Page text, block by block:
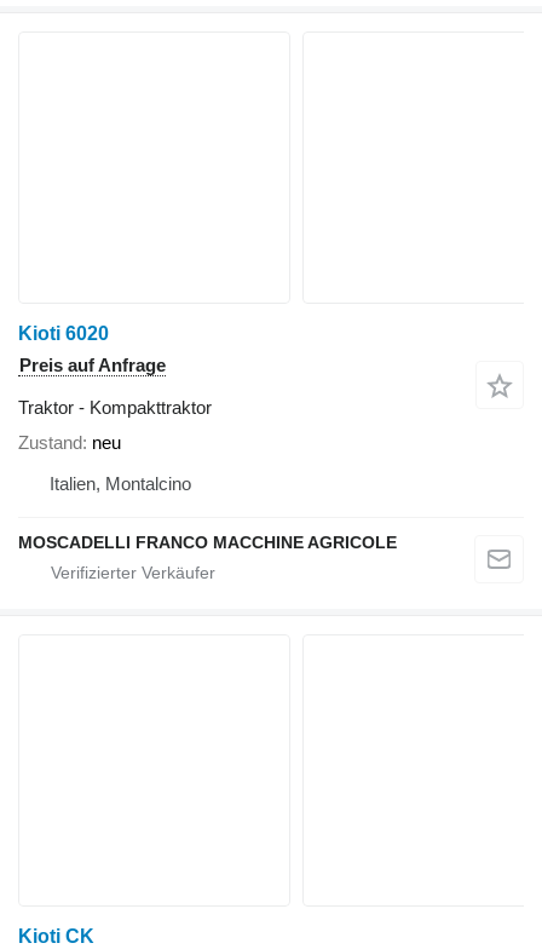
Kioti 6020
Preis auf Anfrage
Traktor - Kompakttraktor
Zustand neu
Italien, Montalcino
MOSCADELLI FRANCO MACCHINE AGRICOLE
Kioti CK